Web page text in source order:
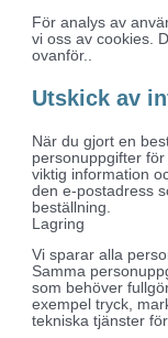
För analys av
vi oss av cookies.
ovanför..
Utskick av
När du gjort en
personuppgifter
viktig information
den e-postadress
beställning.
Lagring
Vi sparar alla
Samma
som behöver
exempel tryck,
tekniska tjänster